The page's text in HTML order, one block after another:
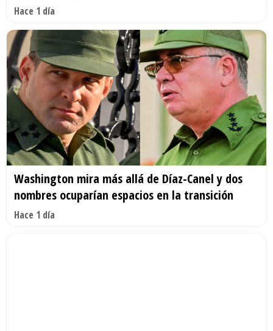
Hace 1 día
Washington mira más allá de Díaz-Canel y dos
nombres ocuparían espacios en la transición
Hace 1 día